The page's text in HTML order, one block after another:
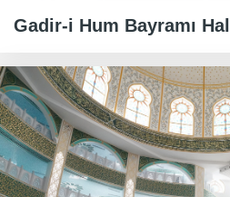
Gadir-i Hum Bayramı